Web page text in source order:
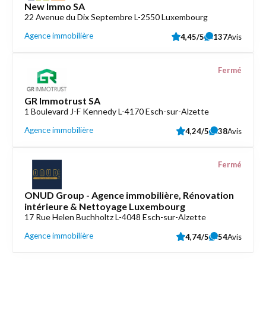
New Immo SA
22 Avenue du Dix Septembre L-2550 Luxembourg
Agence immobilière 4,45/5 137Avis
GR Immotrust SA
1 Boulevard J-F Kennedy L-4170 Esch-sur-Alzette
Agence immobilière
Fermé
4,24/5 38Avis
ONUD Group - Agence immobilière, Rénovation
intérieure & Nettoyage Luxembourg
17 Rue Helen Buchholtz L-4048 Esch-sur-Alzette
Agence immobilière
Fermé
4,74/5 54Avis